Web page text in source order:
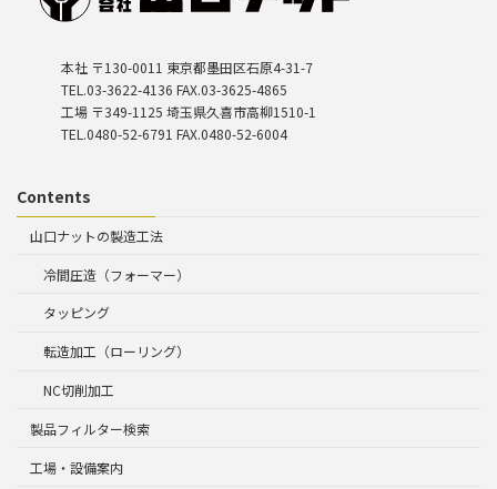
本社 〒130-0011 東京都墨田区石原4-31-7
TEL.03-3622-4136 FAX.03-3625-4865
工場 〒349-1125 埼玉県久喜市高柳1510-1
TEL.0480-52-6791 FAX.0480-52-6004
Contents
山口ナットの製造工法
冷間圧造（フォーマー）
タッピング
転造加工（ローリング）
NC切削加工
製品フィルター検索
工場・設備案内